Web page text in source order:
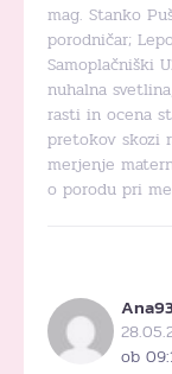
mag. Stanko
porodničar;
Samoplačniški
nuhalna
rasti in ocena
pretokov skozi
merjenje
o porodu pri
ob